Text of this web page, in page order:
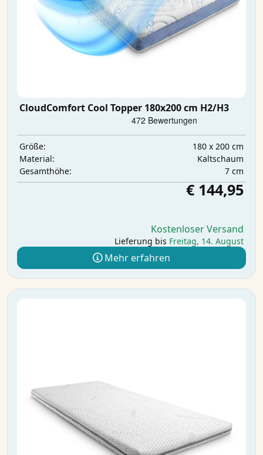
CloudComfort Cool Topper 180x200 cm H2/H3
Größe:
180 x 200 cm
Material:
Kaltschaum
Gesamthöhe:
7 cm
€ 144,95
Kostenloser Versand
Lieferung bis Freitag, 14. August
Mehr erfahren